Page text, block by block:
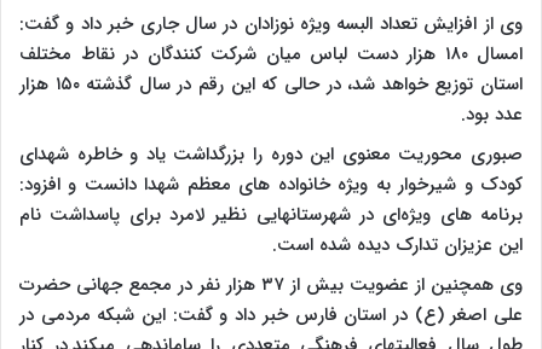
وی از افزایش تعداد البسه ویژه نوزادان در سال جاری خبر داد و گفت:
امسال ۱۸۰ هزار دست لباس میان شرکت کنندگان در نقاط مختلف
استان توزیع خواهد شد، در حالی که این رقم در سال گذشته ۱۵۰ هزار
عدد بود.
صبوری محوریت معنوی این دوره را بزرگداشت یاد و خاطره شهدای
کودک و شیرخوار به ویژه خانواده های معظم شهدا دانست و افزود:
برنامه های ویژه‌ای در شهرستانهایی نظیر لامرد برای پاسداشت نام
این عزیزان تدارک دیده شده است.
وی همچنین از عضویت بیش از ۳۷ هزار نفر در مجمع جهانی حضرت
علی اصغر (ع) در استان فارس خبر داد و گفت: این شبکه مردمی در